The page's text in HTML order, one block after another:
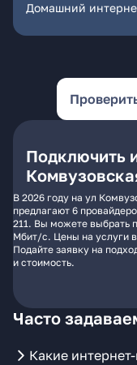
Домашний
Подключить
В 2026 году на ул
предлагают 6
211. Вы можете выбрать
Мбит/с. Цены на услуги
Подайте заявку на
и стоимость.
Часто
Какие